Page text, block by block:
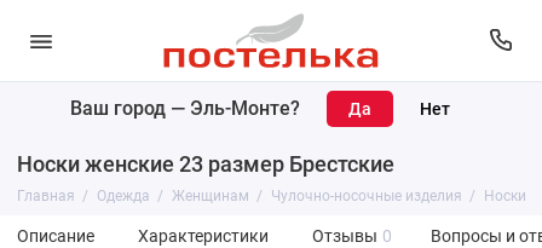
Ваш город — Эль-Монте?
Носки женские 23 размер Брестские
Главная Одежда Женщинам Чулочно-носочные изделия Носки
Описание Характеристики Отзывы 0 Вопросы и